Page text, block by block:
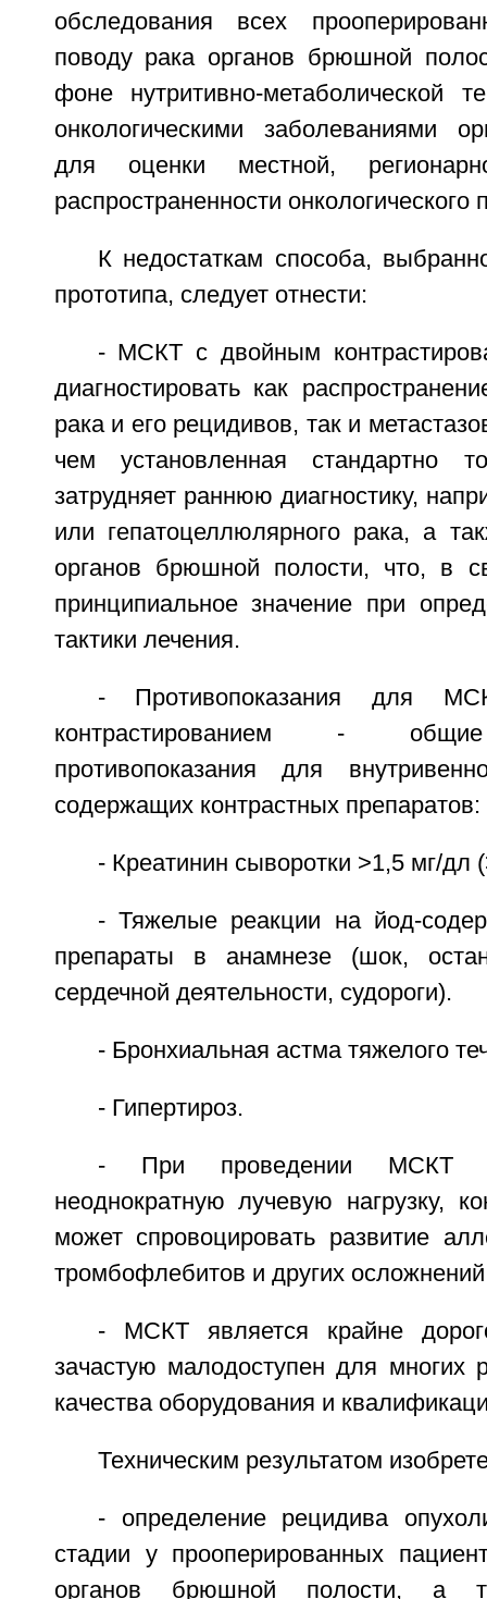
обследования всех
поводу рака органов брюшной
фоне нутритивно-метаболической
онкологическими заболеваниями
для оценки местной,
распространенности онкологического
К недостаткам способа,
прототипа, следует отнести:
- МСКТ с двойным
диагностировать как
рака и его рецидивов, так и
чем установленная стандартно
затрудняет раннюю диагностику,
или гепатоцеллюлярного рака, а
органов брюшной полости, что, в
принципиальное значение при
тактики лечения.
- Противопоказания для
контрастированием - общие
противопоказания для
содержащих контрастных препаратов:
- Креатинин сыворотки >1,5 мг/дл
- Тяжелые реакции на йод-
препараты в анамнезе (шок,
сердечной деятельности, судороги).
- Бронхиальная астма тяжелого
- Гипертироз.
- При проведении МСКТ
неоднократную лучевую нагрузку,
может спровоцировать развитие
тромбофлебитов и других
- МСКТ является крайне
зачастую малодоступен для многих
качества оборудования и
Техническим результатом
- определение рецидива
стадии у прооперированных
органов брюшной полости, а